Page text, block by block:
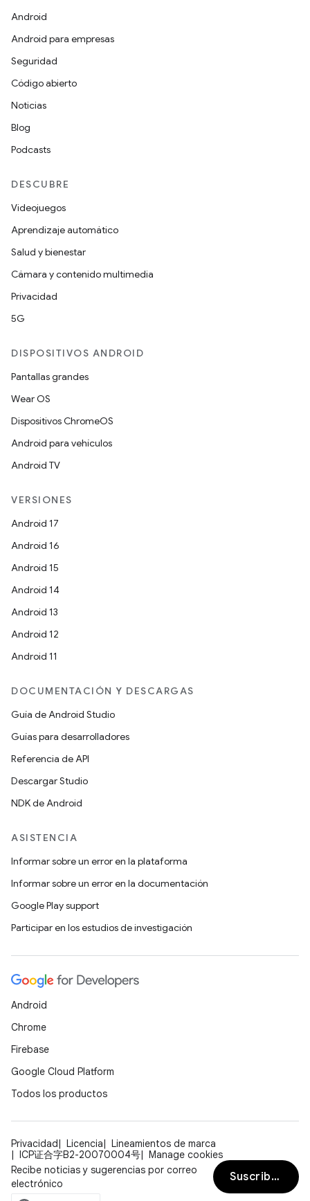
Android
Android para empresas
Seguridad
Código abierto
Noticias
Blog
Podcasts
DESCUBRE
Videojuegos
Aprendizaje automático
Salud y bienestar
Cámara y contenido multimedia
Privacidad
5G
DISPOSITIVOS ANDROID
Pantallas grandes
Wear OS
Dispositivos ChromeOS
Android para vehículos
Android TV
VERSIONES
Android 17
Android 16
Android 15
Android 14
Android 13
Android 12
Android 11
DOCUMENTACIÓN Y DESCARGAS
Guía de Android Studio
Guías para desarrolladores
Referencia de API
Descargar Studio
NDK de Android
ASISTENCIA
Informar sobre un error en la plataforma
Informar sobre un error en la documentación
Google Play support
Participar en los estudios de investigación
Android
Chrome
Firebase
Google Cloud Platform
Todos los productos
Privacidad Licencia
Lineamientos de marca
ICP证合字B2-20070004号
Manage cookies
Recibe noticias y sugerencias por correo
electrónico
Suscribirse